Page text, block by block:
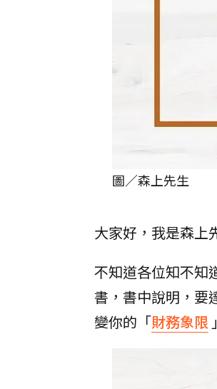
圖／森上先生
大家好，我是森上
不知道各位知不知
書，書中說明，要
變你的「財務象限 」